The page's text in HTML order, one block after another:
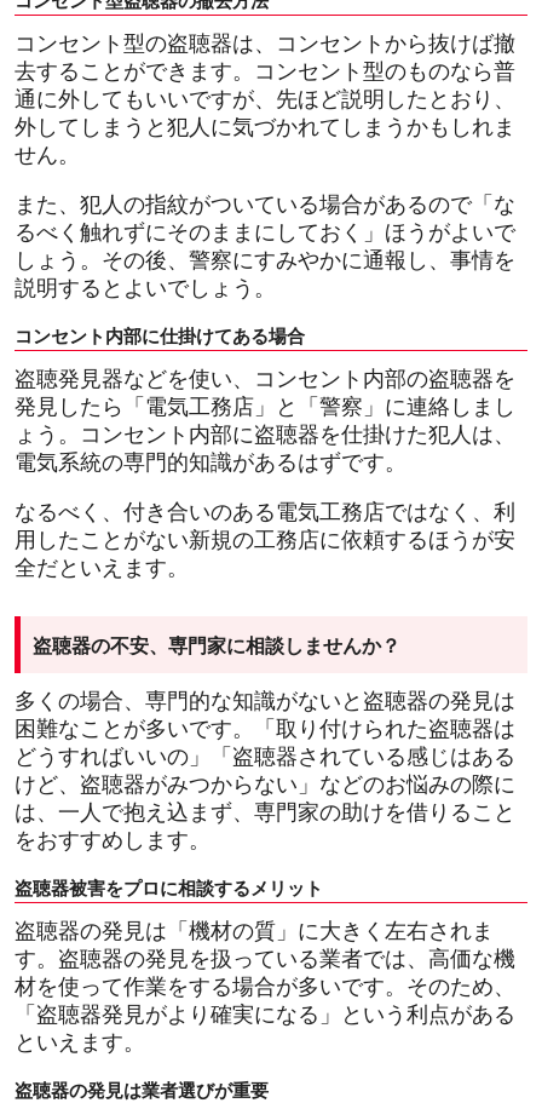
コンセント型の盗聴器は、コンセントから抜けば撤
去することができます。コンセント型のものなら普
通に外してもいいですが、先ほど説明したとおり、
外してしまうと犯人に気づかれてしまうかもしれま
せん。
また、犯人の指紋がついている場合があるので「な
るべく触れずにそのままにしておく」ほうがよいで
しょう。その後、警察にすみやかに通報し、事情を
説明するとよいでしょう。
コンセント内部に仕掛けてある場合
盗聴発見器などを使い、コンセント内部の盗聴器を
発見したら「電気工務店」と「警察」に連絡しまし
ょう。コンセント内部に盗聴器を仕掛けた犯人は、
電気系統の専門的知識があるはずです。
なるべく、付き合いのある電気工務店ではなく、利
用したことがない新規の工務店に依頼するほうが安
全だといえます。
盗聴器の不安、専門家に相談しませんか？
多くの場合、専門的な知識がないと盗聴器の発見は
困難なことが多いです。「取り付けられた盗聴器は
どうすればいいの」「盗聴器されている感じはある
けど、盗聴器がみつからない」などのお悩みの際に
は、一人で抱え込まず、専門家の助けを借りること
をおすすめします。
盗聴器被害をプロに相談するメリット
盗聴器の発見は「機材の質」に大きく左右されま
す。盗聴器の発見を扱っている業者では、高価な機
材を使って作業をする場合が多いです。そのため、
「盗聴器発見がより確実になる」という利点がある
といえます。
盗聴器の発見は業者選びが重要